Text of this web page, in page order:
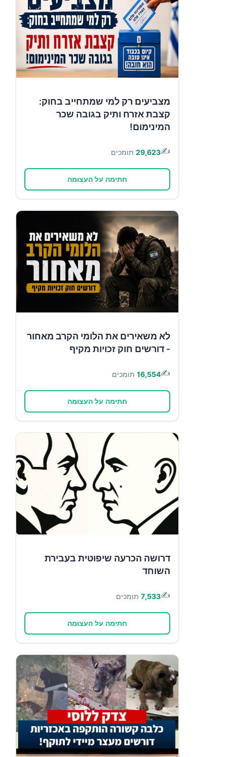
מצביעים רק למי שמתחייב בחוק:
קצבת אזרח ותיק בגובה שכר
המינימום!
✍️
29,623 תומכים
חתימה על העצומה
לא משאירים את הלומי הקרב מאחור
- דורשים חוק זכויות מקיף
✍️
16,554 תומכים
חתימה על העצומה
דרושה הכרעה שיפוטית בעבירת
השוחד
✍️
7,533 תומכים
חתימה על העצומה